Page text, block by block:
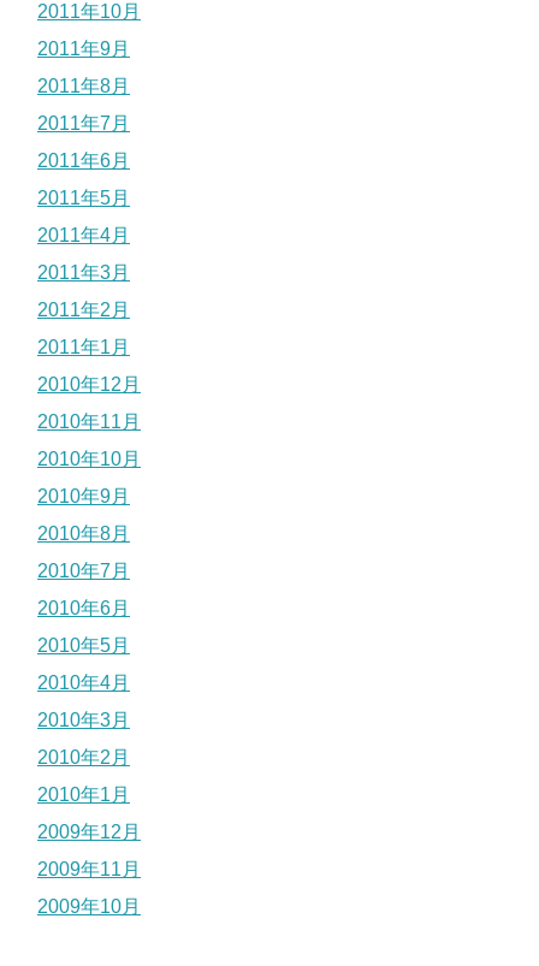
2011年10月
2011年9月
2011年8月
2011年7月
2011年6月
2011年5月
2011年4月
2011年3月
2011年2月
2011年1月
2010年12月
2010年11月
2010年10月
2010年9月
2010年8月
2010年7月
2010年6月
2010年5月
2010年4月
2010年3月
2010年2月
2010年1月
2009年12月
2009年11月
2009年10月